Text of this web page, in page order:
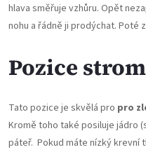
hlava směřuje vzhůru. Opět
nohu a řádně ji prodýchat. Poté
Pozice
Tato pozice je skvělá pro pro
Kromě toho také posiluje jádro
páteř. Pokud máte nízký